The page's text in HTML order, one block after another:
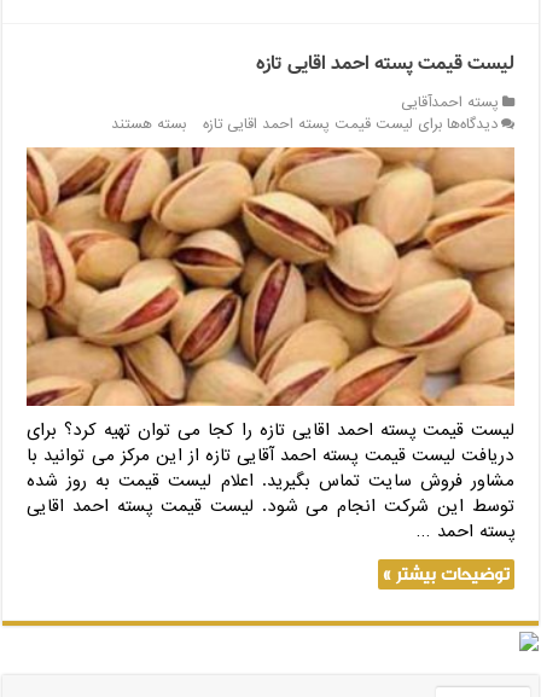
لیست قیمت پسته احمد اقایی تازه
پسته احمدآقایی
دیدگاه‌هابرای لیست قیمت پسته احمد اقایی تازه بسته هستند
لیست قیمت پسته احمد اقایی تازه را کجا می توان تهیه کرد؟ برای
دریافت لیست قیمت پسته احمد آقایی تازه از این مرکز می توانید با
مشاور فروش سایت تماس بگیرید. اعلام لیست قیمت به روز شده
توسط این شرکت انجام می شود. لیست قیمت پسته احمد اقایی
پسته احمد …
توضیحات بیشتر »